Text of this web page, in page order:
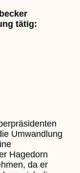
tätig:
Umwandlung
Hagedorn
da er